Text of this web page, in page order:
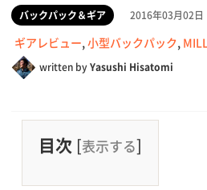
バックパック＆ギア 2016年03月02日
ギアレビュー,小型バックパック,
written byYasushi Hisatomi
目次 [表示する]